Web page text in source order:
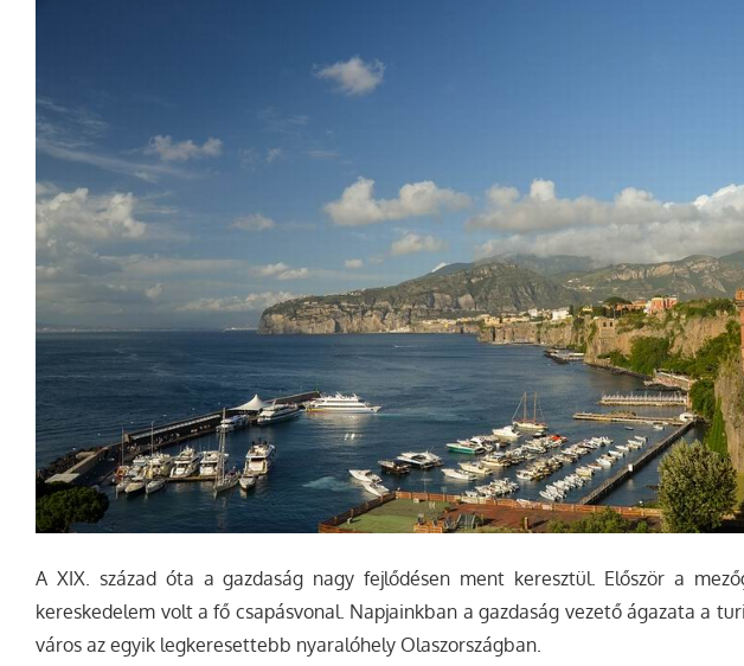
A XIX. század óta a gazdaság nagy fejlődésen ment keresztül. Először a
kereskedelem volt a fő csapásvonal. Napjainkban a gazdaság vezető ágazata a
város az egyik legkeresettebb nyaralóhely Olaszországban.